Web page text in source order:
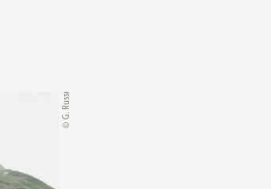
© G. Russi